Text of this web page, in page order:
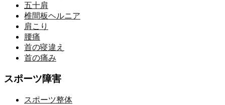
五十肩
椎間板ヘルニア
肩こり
腰痛
首の寝違え
首の痛み
スポーツ障害
スポーツ整体